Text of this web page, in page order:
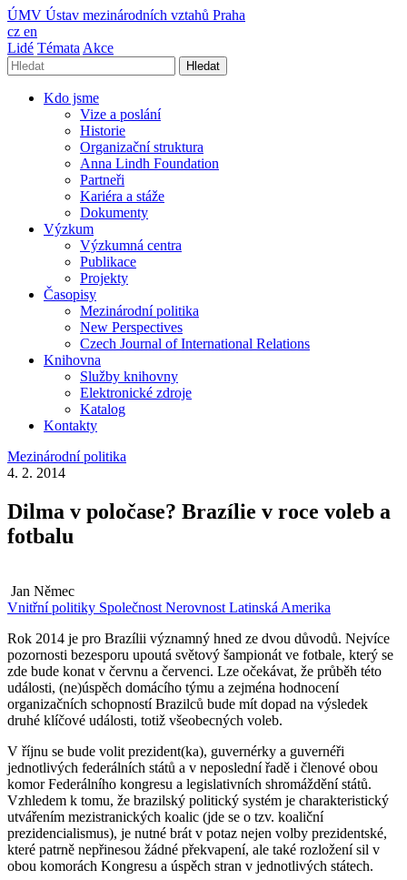
ÚMV Ústav mezinárodních vztahů Praha
cz en
Lidé Témata Akce
Hledat
Kdo jsme
Vize a poslání
Historie
Organizační struktura
Anna Lindh Foundation
Partneři
Kariéra a stáže
Dokumenty
Výzkum
Výzkumná centra
Publikace
Projekty
Časopisy
Mezinárodní politika
New Perspectives
Czech Journal of International Relations
Knihovna
Služby knihovny
Elektronické zdroje
Katalog
Kontakty
Mezinárodní politika
4. 2. 2014
Dilma v poločase? Brazílie v roce voleb a
fotbalu
Jan Němec
Vnitřní politiky Společnost Nerovnost Latinská Amerika
Rok 2014 je pro Brazílii významný hned ze dvou důvodů. Nejvíce
pozornosti bezesporu upoutá světový šampionát ve fotbale, který se
zde bude konat v červnu a červenci. Lze očekávat, že průběh této
události, (ne)úspěch domácího týmu a zejména hodnocení
organizačních schopností Brazilců bude mít dopad na výsledek
druhé klíčové události, totiž všeobecných voleb.
V říjnu se bude volit prezident(ka), guvernérky a guvernéři
jednotlivých federálních států a v neposlední řadě i členové obou
komor Federálního kongresu a legislativních shromáždění států.
Vzhledem k tomu, že brazilský politický systém je charakteristický
utvářením mezistranických koalic (jde se o tzv. koaliční
prezidencialismus), je nutné brát v potaz nejen volby prezidentské,
které patrně nepřinesou žádné překvapení, ale také rozložení sil v
obou komorách Kongresu a úspěch stran v jednotlivých státech.